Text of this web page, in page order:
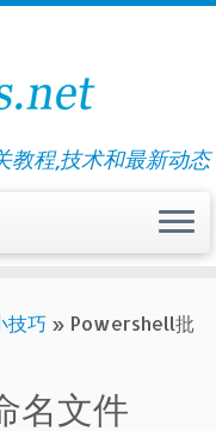
教程,技术和最新动态
巧 » Powershell批
名文件